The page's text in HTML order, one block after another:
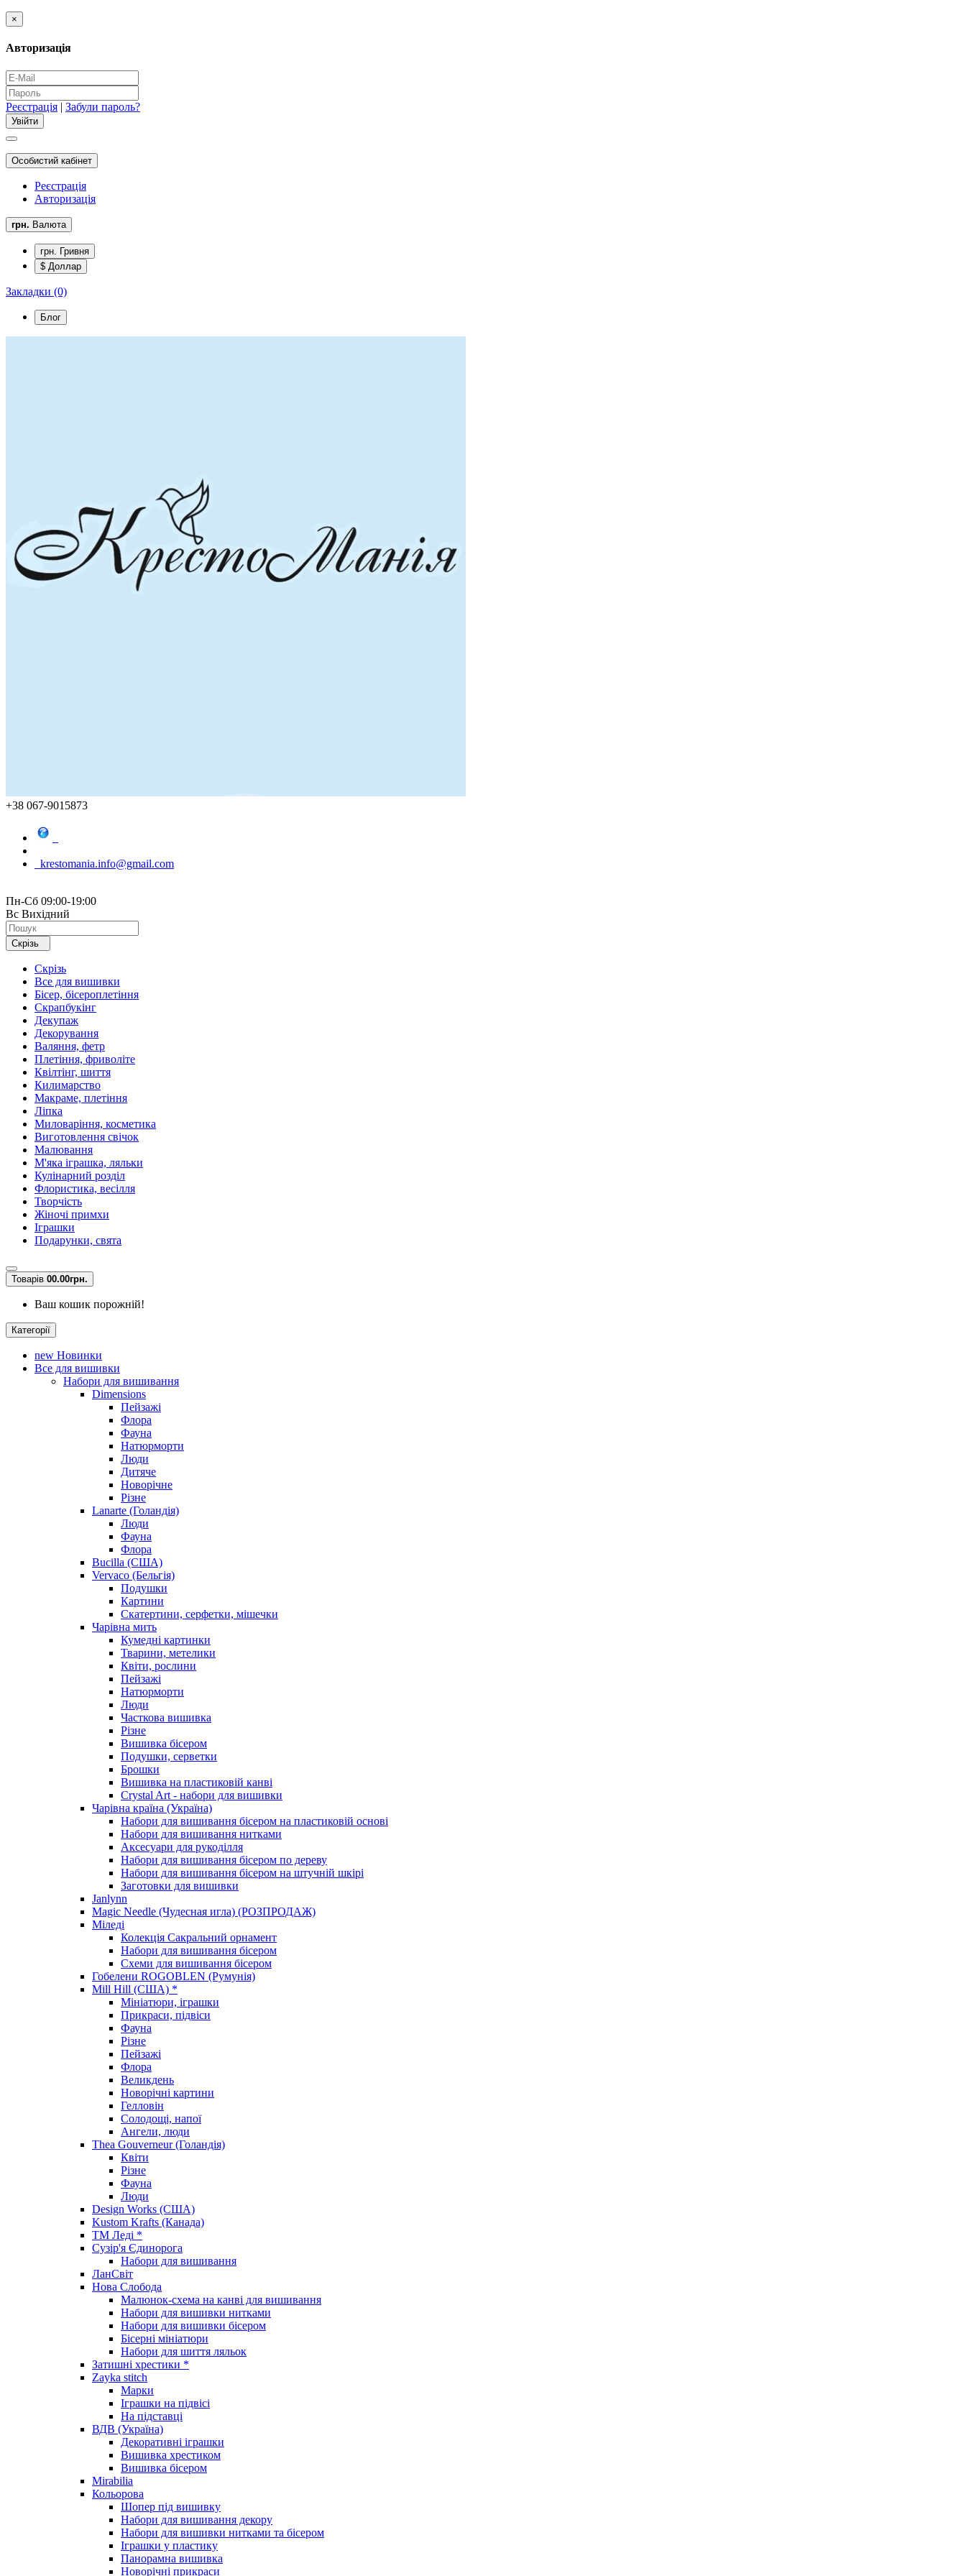
×
Авторизація
Реєстрація | Забули пароль?
Особистий кабінет
Реєстрація
Авторизація
грн. Валюта
грн. Гривня
$ Доллар
Закладки (0)
Блог
+38 067-9015873
krestomania.info@gmail.com
Пн-Сб 09:00-19:00
Вс Вихідний
Скрізь
Скрізь
Все для вишивки
Бісер, бісероплетіння
Скрапбукінг
Декупаж
Декорування
Валяння, фетр
Плетіння, фриволіте
Квілтінг, шиття
Килимарство
Макраме, плетіння
Ліпка
Миловаріння, косметика
Виготовлення свічок
Малювання
М'яка іграшка, ляльки
Кулінарний розділ
Флористика, весілля
Творчість
Жіночі примхи
Іграшки
Подарунки, свята
Товарів 00.00грн.
Ваш кошик порожній!
Категорії
new Новинки
Все для вишивки
Набори для вишивання
Dimensions
Пейзажі
Флора
Фауна
Натюрморти
Люди
Дитяче
Новорічне
Різне
Lanarte (Голандія)
Люди
Фауна
Флора
Bucilla (США)
Vervaco (Бельгія)
Подушки
Картини
Скатертини, серфетки, мішечки
Чарiвна мить
Кумедні картинки
Тварини, метелики
Квіти, рослини
Пейзажі
Натюрморти
Люди
Часткова вишивка
Різне
Вишивка бісером
Подушки, серветки
Брошки
Вишивка на пластиковій канві
Crystal Art - набори для вишивки
Чарівна країна (Україна)
Набори для вишивання бісером на пластиковій основі
Набори для вишивання нитками
Аксесуари для рукоділля
Набори для вишивання бісером по дереву
Набори для вишивання бісером на штучній шкірі
Заготовки для вишивки
Janlynn
Magic Needle (Чудесная игла) (РОЗПРОДАЖ)
Міледі
Колекція Сакральний орнамент
Набори для вишивання бісером
Схеми для вишивання бісером
Гобелени ROGOBLEN (Румунія)
Mill Hill (США) *
Мініатюри, іграшки
Прикраси, підвіси
Фауна
Різне
Пейзажі
Флора
Великдень
Новорічні картини
Гелловін
Солодощі, напої
Ангели, люди
Thea Gouverneur (Голандія)
Квіти
Різне
Фауна
Люди
Design Works (США)
Kustom Krafts (Канада)
ТМ Леді *
Сузір'я Єдинорога
Набори для вишивання
ЛанСвіт
Нова Слобода
Малюнок-схема на канві для вишивання
Набори для вишивки нитками
Набори для вишивки бісером
Бісерні мініатюри
Набори для шиття ляльок
Затишні хрестики *
Zayka stitch
Марки
Іграшки на підвісі
На підставці
ВДВ (Україна)
Декоративні іграшки
Вишивка хрестиком
Вишивка бісером
Mirabilia
Кольорова
Шопер під вишивку
Набори для вишивання декору
Набори для вишивки нитками та бісером
Іграшки у пластику
Панорамна вишивка
Новорічні прикраси